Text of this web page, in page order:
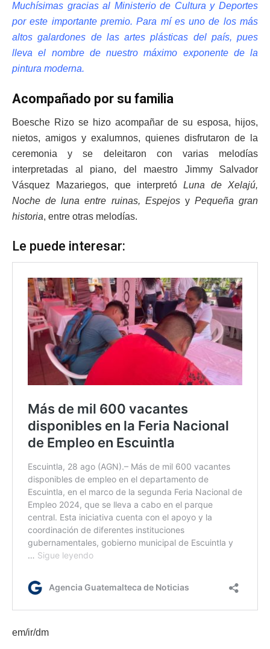
Muchísimas gracias al Ministerio de Cultura y Deportes
por este importante premio. Para mí es uno de los más
altos galardones de las artes plásticas del país, pues
lleva el nombre de nuestro máximo exponente de la
pintura moderna.
Acompañado por su familia
Boesche Rizo se hizo acompañar de su esposa, hijos,
nietos, amigos y exalumnos, quienes disfrutaron de la
ceremonia y se deleitaron con varias melodías
interpretadas al piano, del maestro Jimmy Salvador
Vásquez Mazariegos, que interpretó Luna de Xelajú,
Noche de luna entre ruinas, Espejos yPequeña gran
historia, entre otras melodías.
Le puede interesar:
em/ir/dm